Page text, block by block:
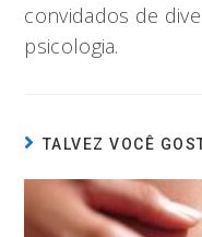
convidados de
psicologia.
TALVEZ VOCÊ